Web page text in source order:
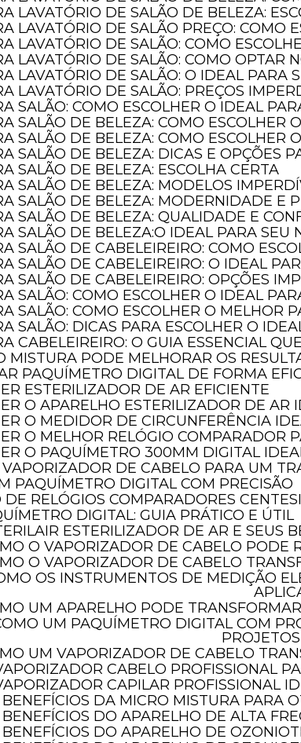
LAVATÓRIO DE SALÃO DE BELEZA:
LAVATÓRIO DE SALÃO PREÇO:
LAVATÓRIO DE SALÃO: COMO
LAVATÓRIO DE SALÃO: COMO OPTAR
LAVATÓRIO DE SALÃO: O IDEAL PARA
LAVATÓRIO DE SALÃO: PREÇOS
SALÃO: COMO ESCOLHER O IDEAL
SALÃO DE BELEZA: COMO ESCOLHER
SALÃO DE BELEZA: COMO ESCOLHER
SALÃO DE BELEZA: DICAS E OPÇÕES
SALÃO DE BELEZA: ESCOLHA CERTA
SALÃO DE BELEZA: MODELOS
SALÃO DE BELEZA: MODERNIDADE E
SALÃO DE BELEZA: QUALIDADE E
SALÃO DE BELEZA:O IDEAL PARA SEU
SALÃO DE CABELEIREIRO: COMO
SALÃO DE CABELEIREIRO: O IDEAL
SALÃO DE CABELEIREIRO: OPÇÕES
SALÃO: COMO ESCOLHER O IDEAL
SALÃO: COMO ESCOLHER O MELHOR
SALÃO: DICAS PARA ESCOLHER O
CABELEIREIRO: O GUIA ESSENCIAL
MISTURA PODE MELHORAR OS
PAQUÍMETRO DIGITAL DE FORMA
ESTERILIZADOR DE AR EFICIENTE
O APARELHO ESTERILIZADOR DE AR
O MEDIDOR DE CIRCUNFERÊNCIA
O MELHOR RELÓGIO COMPARADOR
O PAQUÍMETRO 300MM DIGITAL
VAPORIZADOR DE CABELO PARA UM
PAQUÍMETRO DIGITAL COM PRECISÃO
DE RELÓGIOS COMPARADORES
DIGITAL: GUIA PRÁTICO E ÚTIL
ESTERILIZADOR DE AR E SEUS
O VAPORIZADOR DE CABELO
O VAPORIZADOR DE CABELO
UM APARELHO PODE
UM VAPORIZADOR DE CABELO
CABELO PROFISSIONAL
CAPILAR PROFISSIONAL
BENEFÍCIOS DA MICRO MISTURA PARA
BENEFÍCIOS DO APARELHO DE ALTA
BENEFÍCIOS DO APARELHO DE